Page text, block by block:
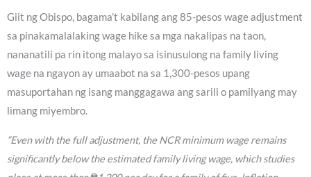
Giit ng Obispo, bagama’t kabilang ang 85-pesos wage adjustment
sa pinakamalalaking wage hike sa mga nakalipas na taon,
nananatili pa rin itong malayo sa isinusulong na family living
wage na ngayon ay umaabot na sa 1,300-pesos upang
masuportahan ng isang manggagawa ang sarili o pamilyang may
limang miyembro.
“Even with the full adjustment, the NCR minimum wage remains
significantly below the estimated family living wage, which studies